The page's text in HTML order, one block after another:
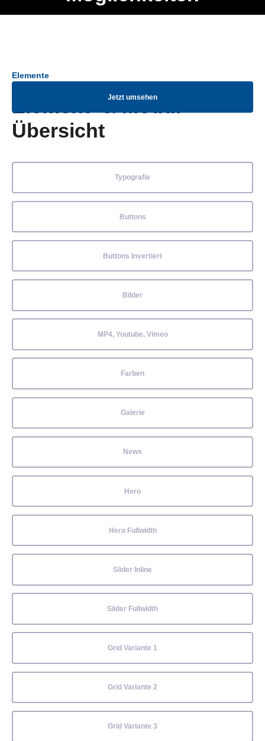
Jetzt umsehen
Elemente
Element- & Modul-
Übersicht
Typografie
Buttons
Buttons Invertiert
Bilder
MP4, Youtube, Vimeo
Farben
Galerie
News
Hero
Hero Fullwidth
Slider Inline
Slider Fullwidth
Grid Variante 1
Grid Variante 2
Grid Variante 3